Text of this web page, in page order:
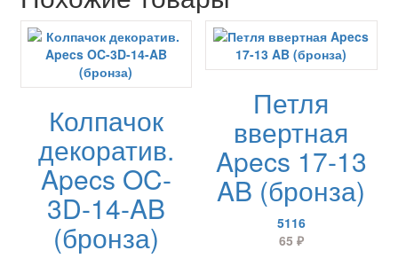
Колпачок
декоратив.
Apecs OC-
3D-14-AB
(бронза)
Петля
ввертная
Apecs 17-13
AB (бронза)
5116
65 ₽